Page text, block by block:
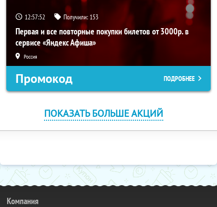
12:57:51 Получили: 153
Первая и все повторные покупки билетов от 3000р. в
сервисе «Яндекс Афиша»
Россия
Промокод ПОДРОБНЕЕ
ПОКАЗАТЬ БОЛЬШЕ АКЦИЙ
Компания